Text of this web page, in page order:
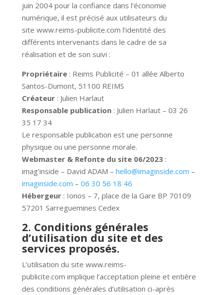
juin 2004 pour la confiance dans l’économie
numérique, il est précisé aux utilisateurs du
site www.reims-publicite.com l’identité des
différents intervenants dans le cadre de sa
réalisation et de son suivi :
Propriétaire: Reims Publicité – 01 allée Alberto
Santos-Dumont, 51100 REIMS
Créateur: Julien Harlaut
Responsable publication: Julien Harlaut – 03 26
35 17 34
Le responsable publication est une personne
physique ou une personne morale.
Webmaster & Refonte du site 06/2023:
imag’inside – David ADAM – hello@imaginside.com –
imaginside.com – 06 30 56 18 46
Hébergeur: Ionos – 7, place de la Gare BP 70109
57201 Sarreguemines Cedex
2. Conditions générales
d’utilisation du site et des
services proposés.
L’utilisation du site www.reims-
publicite.com implique l’acceptation pleine et entière
des conditions générales d’utilisation ci-après